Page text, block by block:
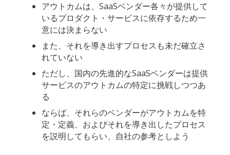
アウトカムは、SaaSベンダー各々が提供して
いるプロダクト・サービスに依存するため一
意には決まらない
また、それを導き出すプロセスも未だ確立さ
れていない
ただし、国内の先進的なSaaSベンダーは提供
サービスのアウトカムの特定に挑戦しつつあ
る
ならば、それらのベンダーがアウトカムを特
定・定義、およびそれを導き出したプロセス
を説明してもらい、自社の参考としよう